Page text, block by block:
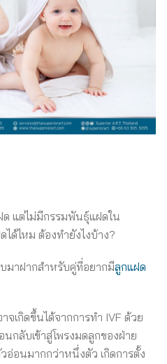
แต่ไม่มีกรรมพันธุ์แฝดใน
ด้ไหม ต้องทำยังไงบ้าง?
บมาฝากสำหรับคู่ที่อยากมีลูกแฝด
เกิดขึ้นได้จากการทำ IVF ด้วย
กลับเข้าสู่โพรงมดลูกของฝ่าย
อ่อนมากกว่าหนึ่งตัว เกิดการตั้ง